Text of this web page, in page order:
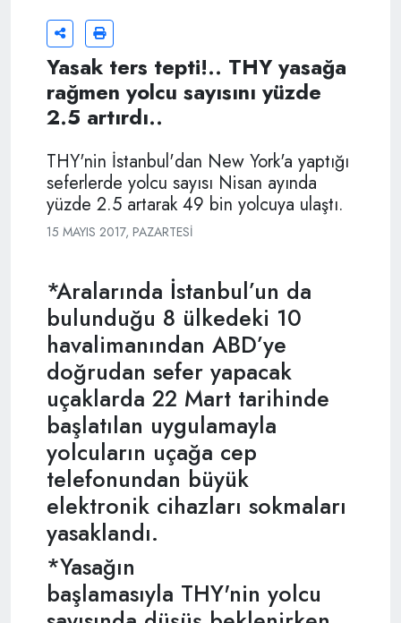
Yasak ters tepti!.. THY yasağa
rağmen yolcu sayısını yüzde
2.5 artırdı..
THY'nin İstanbul'dan New York'a yaptığı
seferlerde yolcu sayısı Nisan ayında
yüzde 2.5 artarak 49 bin yolcuya ulaştı.
15 MAYIS 2017, PAZARTESI
*Aralarında İstanbul’un da
bulunduğu 8 ülkedeki 10
havalimanından ABD’ye
doğrudan sefer yapacak
uçaklarda 22 Mart tarihinde
başlatılan uygulamayla
yolcuların uçağa cep
telefonundan büyük
elektronik cihazları sokmaları
yasaklandı.
*Yasağın
başlamasıyla THY'nin yolcu